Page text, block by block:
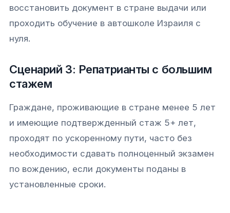
восстановить документ в стране выдачи или
проходить обучение в автошколе Израиля с
нуля.
Сценарий 3: Репатрианты с большим
стажем
Граждане, проживающие в стране менее 5 лет
и имеющие подтвержденный стаж 5+ лет,
проходят по ускоренному пути, часто без
необходимости сдавать полноценный экзамен
по вождению, если документы поданы в
установленные сроки.